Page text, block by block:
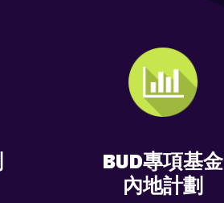
BUD專項基金
內地計劃